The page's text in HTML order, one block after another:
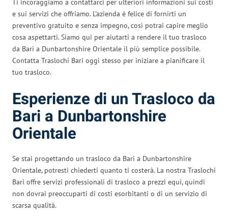
Ti incoraggiamo a contattarci per ulteriori informazioni sui costi
e sui servizi che offriamo. L’azienda è felice di fornirti un
preventivo gratuito e senza impegno, così potrai capire meglio
cosa aspettarti. Siamo qui per aiutarti a rendere il tuo trasloco
da Bari a Dunbartonshire Orientale il più semplice possibile.
Contatta Traslochi Bari oggi stesso per iniziare a pianificare il
tuo trasloco.
Esperienze di un Trasloco da
Bari a Dunbartonshire
Orientale
Se stai progettando un trasloco da Bari a Dunbartonshire
Orientale, potresti chiederti quanto ti costerà. La nostra Traslochi
Bari offre servizi professionali di trasloco a prezzi equi, quindi
non dovrai preoccuparti di costi esorbitanti o di un servizio di
scarsa qualità.